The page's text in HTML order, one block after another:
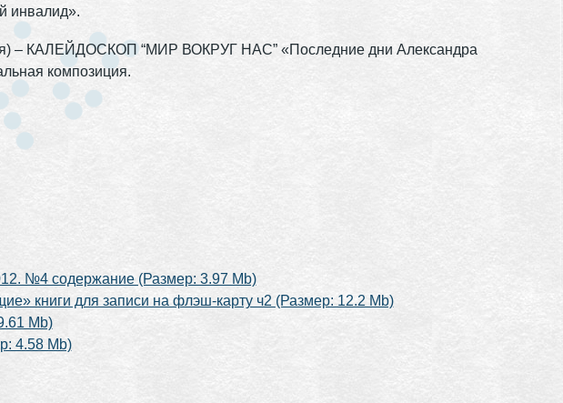
инвалид».
я) – КАЛЕЙДОСКОП “МИР ВОКРУГ НАС” «Последние дни Александра
композиция.
№4 содержание (Размер: 3.97 Mb)
книги для записи на флэш-карту ч2 (Размер: 12.2 Mb)
Mb)
4.58 Mb)